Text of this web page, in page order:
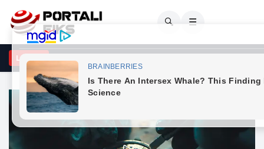
🔍 ☰
LAJME
në Korçë/ Autori dhe viktima u përfshinë në sherr, 20-vjeçarit i